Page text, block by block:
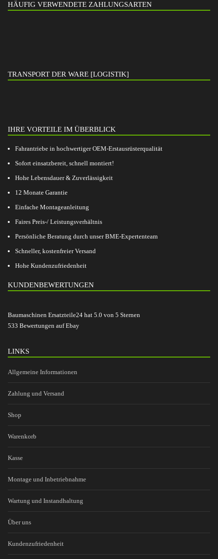
HÄUFIG VERWENDETE ZAHLUNGSARTEN
TRANSPORT DER WARE [LOGISTIK]
IHRE VORTEILE IM ÜBERBLICK
Fahrantriebe in hochwertiger OEM-Erstausrüsterqualität
Sofort einsatzbereit, schnell montiert!
Hohe Lebensdauer & Zuverlässigkeit
12 Monate Garantie
Einfache Montageanleitung
Faires Preis-/ Leistungsverhältnis
Persönliche Beratung durch unser BME-Expertenteam
Schneller, kostenfreier Versand
Hohe Kundenzufriedenheit
KUNDENBEWERTUNGEN
Baumaschinen Ersatzteile24 hat 5.0 von 5 Sternen
533 Bewertungen auf Ebay
LINKS
Allgemeine Informationen
Zahlung und Versand
Shop
Warenkorb
Kasse
Montage und Inbetriebnahme
Wartung und Instandhaltung
Über uns
Kundenzufriedenheit